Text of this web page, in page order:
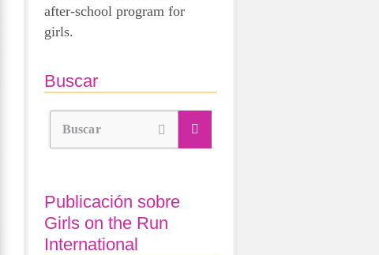
after-school program for
girls.
Buscar
Buscar
Publicación sobre
Girls on the Run
International